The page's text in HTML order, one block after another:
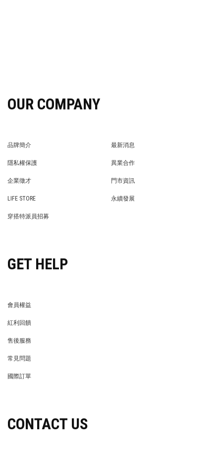
OUR COMPANY
品牌簡介
最新消息
隱私權保護
異業合作
企業徵才
門市資訊
LIFE STORE
永續發展
穿搭特派員招募
GET HELP
會員權益
紅利回饋
售後服務
常見問題
國際訂單
CONTACT US